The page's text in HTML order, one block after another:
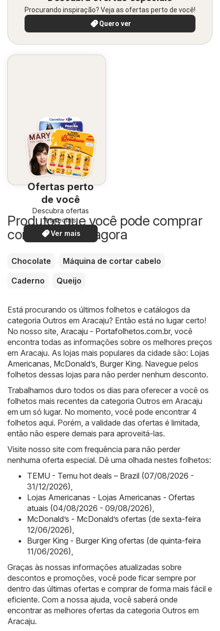
Procurando inspiração? Veja as ofertas perto de você!
Quero ver
Ofertas perto
de você
Descubra ofertas
especiais
Ver mais
Produtos que você pode comprar
com desconto agora
Chocolate
Máquina de cortar cabelo
Caderno
Queijo
Está procurando os últimos folhetos e catálogos da
categoria Outros em Aracaju? Então está no lugar certo!
No nosso site, Aracaju - Portafolhetos.com.br, você
encontra todas as informações sobre os melhores preços
em Aracaju. As lojas mais populares da cidade são: Lojas
Americanas McDonald’s Burger King. Navegue pelos
folhetos dessas lojas para não perder nenhum desconto.
Trabalhamos duro todos os dias para oferecer a você os
folhetos mais recentes da categoria Outros em Aracaju
em um só lugar. No momento, você pode encontrar 4
folhetos aqui. Porém, a validade das ofertas é limitada,
então não espere demais para aproveitá-las.
Visite nosso site com frequência para não perder
nenhuma oferta especial. Dê uma olhada nestes folhetos:
TEMU - Temu hot deals – Brazil (07/08/2026 -
31/12/2026)
Lojas Americanas - Lojas Americanas - Ofertas
atuais (04/08/2026 - 09/08/2026)
McDonald’s - McDonald’s ofertas (de sexta-feira
12/06/2026)
Burger King - Burger King ofertas (de quinta-feira
11/06/2026)
Graças às nossas informações atualizadas sobre
descontos e promoções, você pode ficar sempre por
dentro das últimas ofertas e comprar de forma mais fácil e
eficiente. Com a nossa ajuda, você saberá onde
encontrar as melhores ofertas da categoria Outros em
Aracaju.